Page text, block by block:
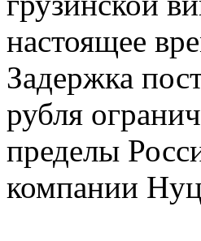
настоящее
Задержка
рубля
пределы
компании